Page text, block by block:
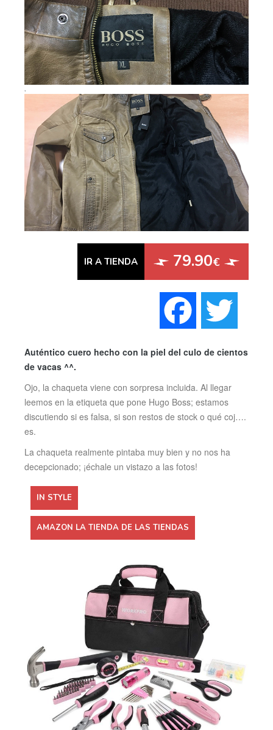
,
IR A TIENDA 79.90€
Auténtico cuero hecho con la piel del culo de cientos
de vacas ^^.
Ojo, la chaqueta viene con sorpresa incluida. Al llegar
leemos en la etiqueta que pone Hugo Boss; estamos
discutiendo si es falsa, si son restos de stock o qué coj….
es.
La chaqueta realmente pintaba muy bien y no nos ha
decepcionado; ¡échale un vistazo a las fotos!
IN STYLE
AMAZON LA TIENDA DE LAS TIENDAS